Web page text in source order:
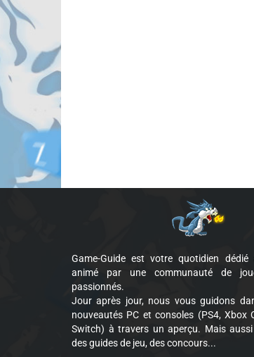
Game-Guide est votre quotidien dédié
animé par une communauté de
passionnés.
Jour après jour, nous vous guidons
nouveautés PC et consoles (PS4, Xbox
Switch) à travers un aperçu. Mais
des guides de jeu, des concours...